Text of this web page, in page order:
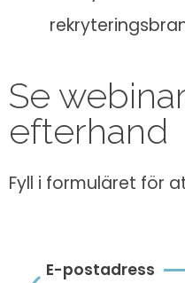
Se
efterhand
Fyll i formuläret för
E-postadress